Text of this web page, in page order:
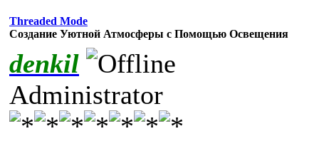
Threaded Mode
Создание Уютной Атмосферы с Помощью Освещения
denkil
Administrator